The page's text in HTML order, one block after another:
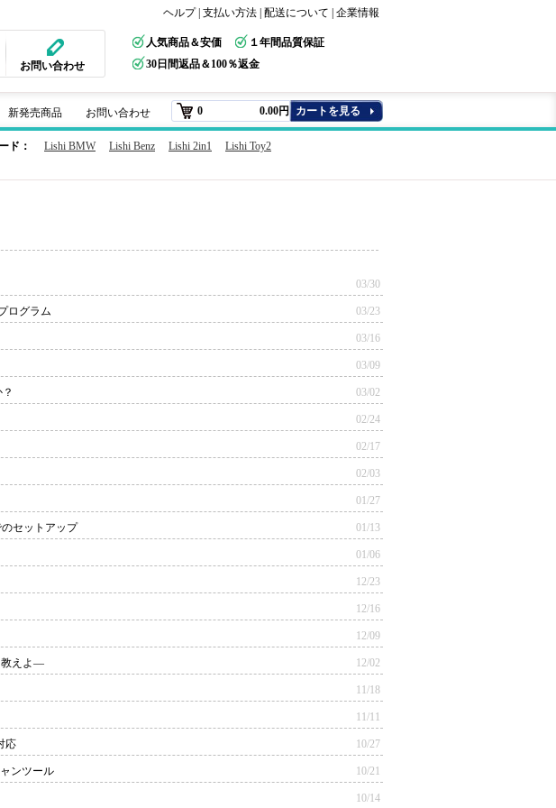
ヘルプ 支払い方法 配送について 企業情報
お問い合わせ
人気商品＆安価
１年間品質保証
30日間返品＆100％返金
新発売商品 お問い合わせ 0 0.00円 カートを見る
ド： Lishi BMW Lishi Benz Lishi 2in1 Lishi Toy2
03/30
ログラム 03/23
03/16
03/09
03/02
02/24
02/17
02/03
01/27
セットアップ 01/13
01/06
12/23
12/16
12/09
教えよ— 12/02
11/18
11/11
応 10/27
ンツール 10/21
10/14